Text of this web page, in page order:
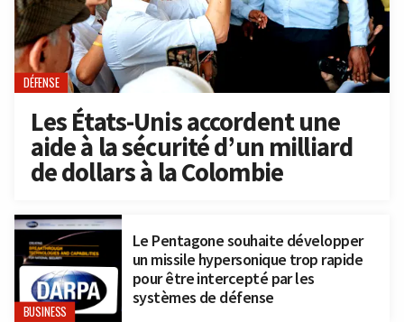
DÉFENSE
Les États-Unis accordent une
aide à la sécurité d’un milliard
de dollars à la Colombie
BUSINESS
Le Pentagone souhaite développer
un missile hypersonique trop rapide
pour être intercepté par les
systèmes de défense